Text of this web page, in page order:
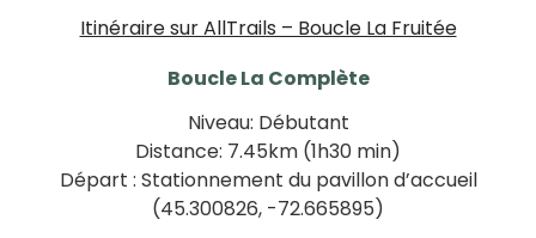
Itinéraire sur AllTrails – Boucle La Fruitée
Boucle La Complète
Niveau: Débutant
Distance: 7.45km (1h30 min)
Départ : Stationnement du pavillon d’accueil
(45.300826, -72.665895)